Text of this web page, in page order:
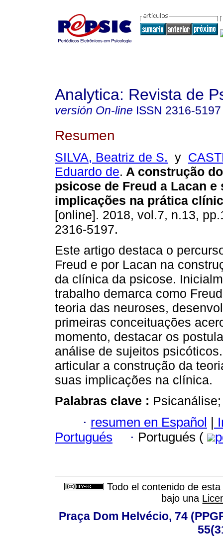
Analytica: Revista de
versión On-line ISSN 2316-5197
Resumen
SILVA, Beatriz de S. y
Eduardo de. A construção
psicose de Freud a Lacan e
implicações na prática
[online]. 2018, vol.7, n.13,
2316-5197.
Este artigo destaca o
Freud e por Lacan na
da clínica da psicose.
trabalho demarca como
teoria das neuroses,
primeiras conceituações
momento, destacar os
análise de sujeitos
articular a construção da
suas implicações na clínica.
Palabras clave :
· resumen en Español |
Portugués
· Portugués (
Todo el contenido de
bajo una
Praça Dom Helvécio, 74